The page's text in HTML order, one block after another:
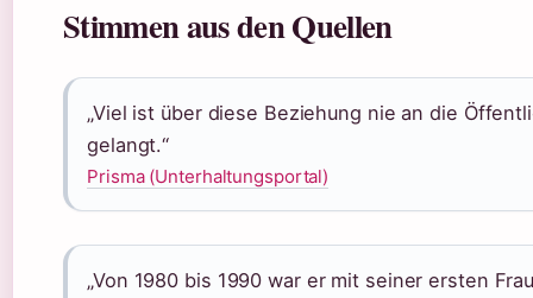
Stimmen aus den Quellen
„Viel ist über diese Beziehung nie an die
gelangt.“
Prisma (Unterhaltungsportal)
„Von 1980 bis 1990 war er mit seiner ersten